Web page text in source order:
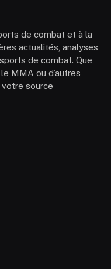
de combat et à la
actualités, analyses
de combat. Que
MMA ou d’autres
source